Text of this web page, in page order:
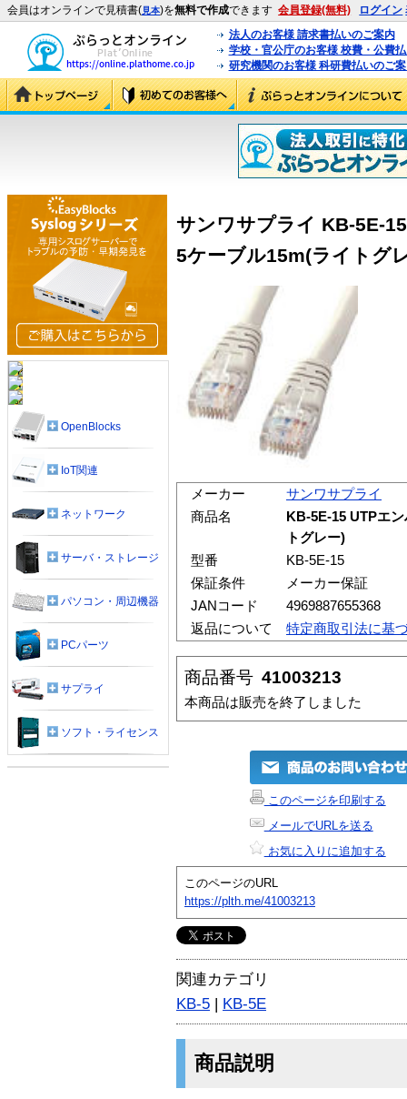
会員はオンラインで見積書(見本)を無料で作成できます 会員登録(無料) ログイン
法人のお客様 請求書払いのご案内
学校・官公庁のお客様 校費・公費
研究機関のお客様 科研費払いのご
サンワサプライ KB-5E-
5ケーブル15m(ライトグ
メーカー
サンワサプライ
商品名
KB-5E-15 UTPエ
トグレー)
型番
KB-5E-15
保証条件
メーカー保証
JANコード
4969887655368
返品について
特定商取引法に基
商品番号 41003213
本商品は販売を終了しました
このページを印刷する
メールでURLを送る
お気に入りに追加する
このページのURL
https://plth.me/41003213
関連カテゴリ
KB-5 | KB-5E
商品説明
OpenBlocks
IoT関連
ネットワーク
サーバ・ストレージ
パソコン・周辺機器
PCパーツ
サプライ
ソフト・ライセンス